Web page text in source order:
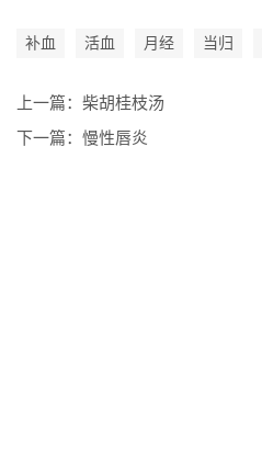
补血 活血 月经 当归
上一篇： 柴胡桂枝汤
下一篇： 慢性唇炎